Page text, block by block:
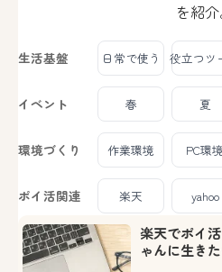
を紹介
生活基盤 日常で使う 役立つツ
イベント 春 夏
環境づくり 作業環境 PC環
ポイ活関連 楽天 yahoo
楽天でポイ
ゃんに生き